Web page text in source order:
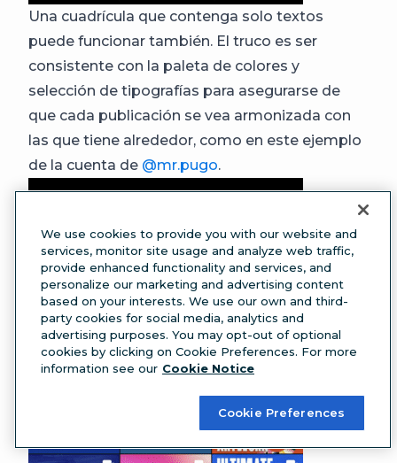
Una cuadrícula que contenga solo textos
puede funcionar también. El truco es ser
consistente con la paleta de colores y
selección de tipografías para asegurarse de
que cada publicación se vea armonizada con
las que tiene alrededor, como en este ejemplo
de la cuenta de @mr.pugo.
We use cookies to provide you with our website and
services, monitor site usage and analyze web traffic,
provide enhanced functionality and services, and
personalize our marketing and advertising content
based on your interests. We use our own and third-
party cookies for social media, analytics and
advertising purposes. You may opt-out of optional
cookies by clicking on Cookie Preferences. For more
information see our Cookie Notice
Cookie Preferences